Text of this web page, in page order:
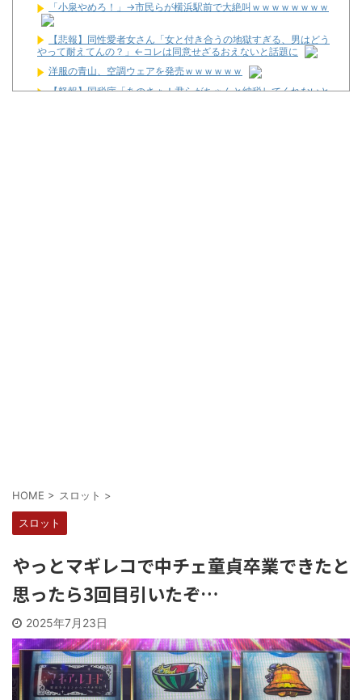
「小泉やめろ！」→市民らが横浜駅前で大絶叫ｗｗｗｗｗｗｗｗ
【悲報】同性愛者女さん「女と付き合うの地獄すぎる、男はどう
やって耐えてんの？」←コレは同意せざるおえないと話題に
洋服の青山、空調ウェアを発売ｗｗｗｗｗｗ
【怒報】国税庁「あのさぁ！君らがちゃんと納税してくれないと
HOME > スロット >
スロット
やっとマギレコで中チェ童貞卒業できたと
思ったら3回目引いたぞ…
2025年7月23日